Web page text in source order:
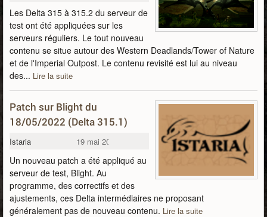
Les Delta 315 à 315.2 du serveur de
test ont été appliquées sur les
serveurs réguliers. Le tout nouveau
contenu se situe autour des Western Deadlands/Tower of Nature
et de l'Imperial Outpost. Le contenu revisité est lui au niveau
des... Lire la suite
Patch sur Blight du
18/05/2022 (Delta 315.1)
Istaria 19 mai 2022
Un nouveau patch a été appliqué au
serveur de test, Blight. Au
programme, des correctifs et des
ajustements, ces Delta intermédiaires ne proposant
généralement pas de nouveau contenu. Lire la suite